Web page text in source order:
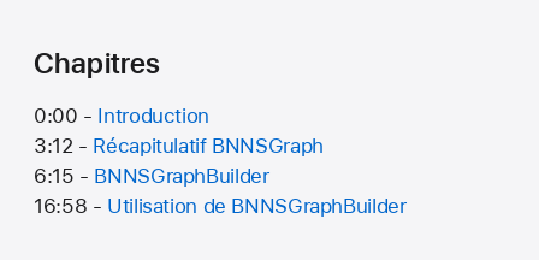
Chapitres
0:00 - Introduction
3:12 - Récapitulatif BNNSGraph
6:15 - BNNSGraphBuilder
16:58 - Utilisation de BNNSGraphBuilder